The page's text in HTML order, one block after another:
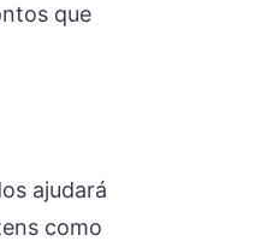
que
ajudará
como